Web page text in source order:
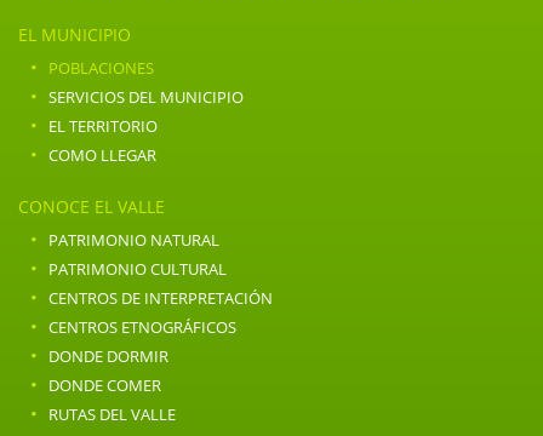
EL MUNICIPIO
· POBLACIONES
· SERVICIOS DEL MUNICIPIO
· EL TERRITORIO
· COMO LLEGAR
CONOCE EL VALLE
· PATRIMONIO NATURAL
· PATRIMONIO CULTURAL
· CENTROS DE INTERPRETACIÓN
· CENTROS ETNOGRÁFICOS
· DONDE DORMIR
· DONDE COMER
· RUTAS DEL VALLE